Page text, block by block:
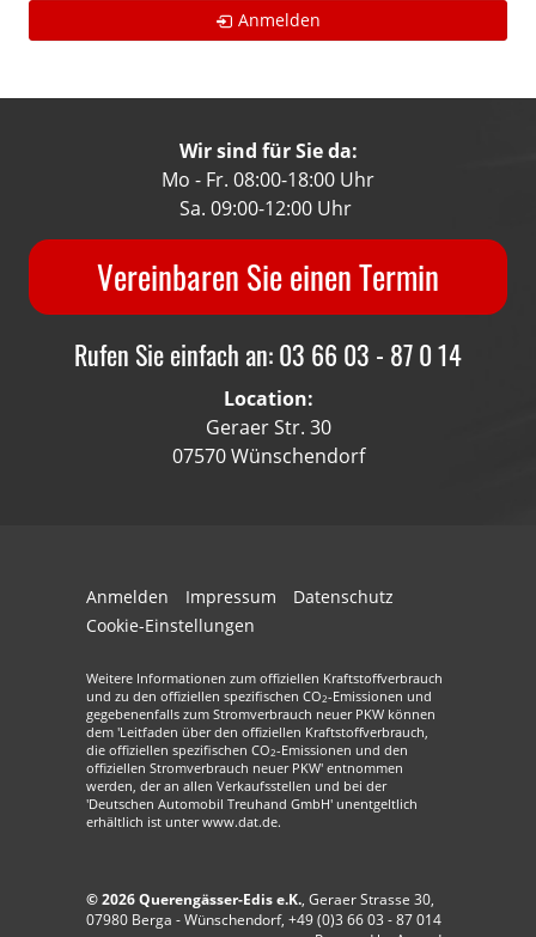
Anmelden
Wir sind für Sie da:
Mo - Fr. 08:00-18:00 Uhr
Sa. 09:00-12:00 Uhr
Vereinbaren Sie einen Termin
Rufen Sie einfach an: 03 66 03 - 87 0 14
Location:
Geraer Str. 30
07570 Wünschendorf
Anmelden Impressum
Datenschutz
Cookie-Einstellungen
Weitere Informationen zum offiziellen Kraftstoffverbrauch
und zu den offiziellen spezifischen CO2-Emissionen und
gegebenenfalls zum Stromverbrauch neuer PKW können
dem 'Leitfaden über den offiziellen Kraftstoffverbrauch,
die offiziellen spezifischen CO2-Emissionen und den
offiziellen Stromverbrauch neuer PKW' entnommen
werden, der an allen Verkaufsstellen und bei der
'Deutschen Automobil Treuhand GmbH' unentgeltlich
erhältlich ist unter www.dat.de.
© 2026Querengässer-Edis e.K., Geraer Strasse 30,
07980 Berga - Wünschendorf, +49 (0)3 66 03 - 87 014